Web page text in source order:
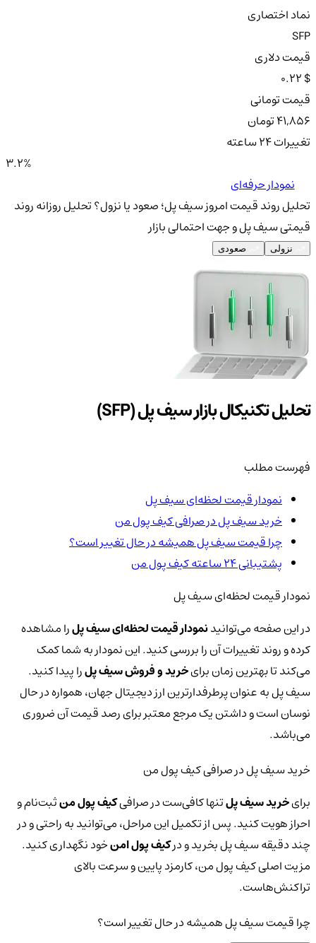
نماد اختصاری
SFP
قیمت دلاری
0.22 $
قیمت تومانی
41,856 تومان
تغییرات ۲۴ ساعته
3.2%
نمودار حرفه‌ای
تحلیل روند قیمت امروز سیف پل؛ صعود یا نزول؟تحلیل روزانه روند
قیمتی سیف پل و جهت احتمالی بازار
نزولی صعودی
تحلیل تکنیکال بازار سیف پل (SFP)
فهرست مطلب
نمودار قیمت لحظه‌ای سیف پل
خرید سیف پل در صرافی کیف پول من
چرا قیمت سیف پل همیشه در حال تغییر است؟
پشتیبانی ۲۴ ساعته کیف پول من
نمودار قیمت لحظه‌ای سیف پل
در این صفحه می‌توانیدنمودار قیمت لحظه‌ای سیف پلرا مشاهده
کرده و روند تغییرات آن را بررسی کنید. این نمودار به شما کمک
می‌کند تا بهترین زمان برایخرید و فروش سیف پلرا پیدا کنید.
سیف پل به عنوان پرطرفدارترین ارز دیجیتال جهان، همواره در حال
نوسان است و داشتن یک مرجع معتبر برای رصد قیمت آن ضروری
می‌باشد.
خرید سیف پل در صرافی کیف پول من
برایخرید سیف پلتنها کافی‌ست در صرافیکیف پول منثبت‌نام و
احراز هویت کنید. پس از تکمیل این مراحل، می‌توانید به راحتی و در
چند دقیقه سیف پل بخرید و درکیف پول امنخود نگهداری کنید.
مزیت اصلی کیف پول من، کارمزد پایین و سرعت بالای
تراکنش‌هاست.
چرا قیمت سیف پل همیشه در حال تغییر است؟